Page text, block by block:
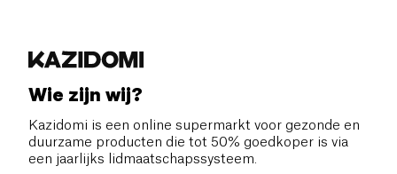
Wie zijn wij?
Kazidomi is een online supermarkt voor gezonde en
duurzame producten die tot 50% goedkoper is via
een jaarlijks lidmaatschapssysteem.